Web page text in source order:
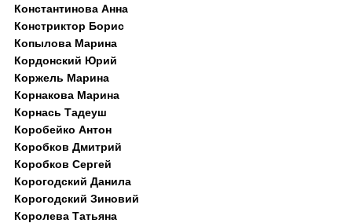
Константинова Анна
Констриктор Борис
Копылова Марина
Кордонский Юрий
Коржель Марина
Корнакова Марина
Корнась Тадеуш
Коробейко Антон
Коробков Дмитрий
Коробков Сергей
Корогодский Данила
Корогодский Зиновий
Королева Татьяна